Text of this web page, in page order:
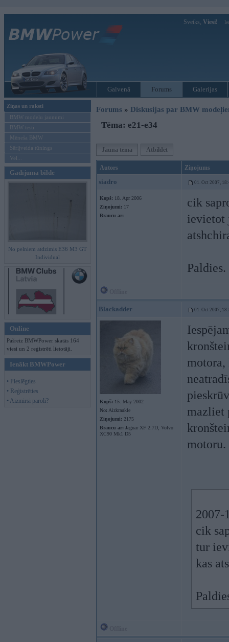
Sveiks, Viesi!
Galvenā Forums Galerijas
Ziņas un raksti
BMW modeļu jaunumi
BMW testi
Mēneša BMW
Sērijveida tūnings
Vel...
Gadījuma bilde
No pelniem atdzimis E36 M3 GT
Individual
Online
Pašreiz BMWPower skatās 164
viesi un 2 reģistrēti lietotāji.
Ienākt BMWPower
• Pieslēgties
• Reģistrēties
• Aizmirsi paroli?
Forums » Diskusijas par BMW
Tēma: e21-e34
Jauna tēma Atbildēt
Autors Ziņojums
siadro 01. Oct 2007,
Kopš: 18. Apr 2006
Ziņojumi: 17
Braucu ar:
cik
ievietot
Paldies.
Blackadder 01. Oct 2007,
Kopš: 15. May 2002
No: Aizkraukle
Ziņojumi: 2175
Braucu ar: Jaguar XF 2.7D, Volvo
XC90 Mk1 D5
motora,
mazliet
motoru.
2007-
cik
tur
kas